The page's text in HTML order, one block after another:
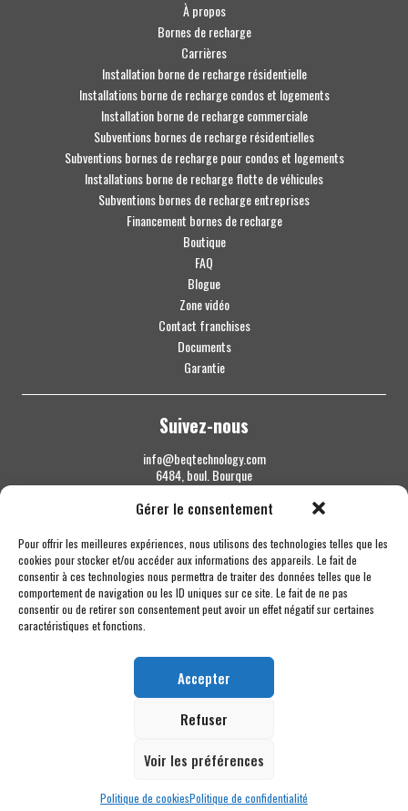
Gérer le consentement
Pour offrir les meilleures expériences, nous utilisons des technologies telles que les
cookies pour stocker et/ou accéder aux informations des appareils. Le fait de
consentir à ces technologies nous permettra de traiter des données telles que le
comportement de navigation ou les ID uniques sur ce site. Le fait de ne pas
consentir ou de retirer son consentement peut avoir un effet négatif sur certaines
caractéristiques et fonctions.
Accepter
Refuser
Voir les préférences
Politique de cookiesPolitique de confidentialité
À propos
Bornes de recharge
Carrières
Installation borne de recharge résidentielle
Installations borne de recharge condos et logements
Installation borne de recharge commerciale
Subventions bornes de recharge résidentielles
Subventions bornes de recharge pour condos et logements
Installations borne de recharge flotte de véhicules
Subventions bornes de recharge entreprises
Financement bornes de recharge
Boutique
FAQ
Blogue
Zone vidéo
Contact franchises
Documents
Garantie
Suivez-nous
info@beqtechnology.com
6484, boul. Bourque
Sherbrooke QC J1N 1H3
1 844 427-7800
Copyright © 2026 BEQ Technology MC - Tous droits réservés